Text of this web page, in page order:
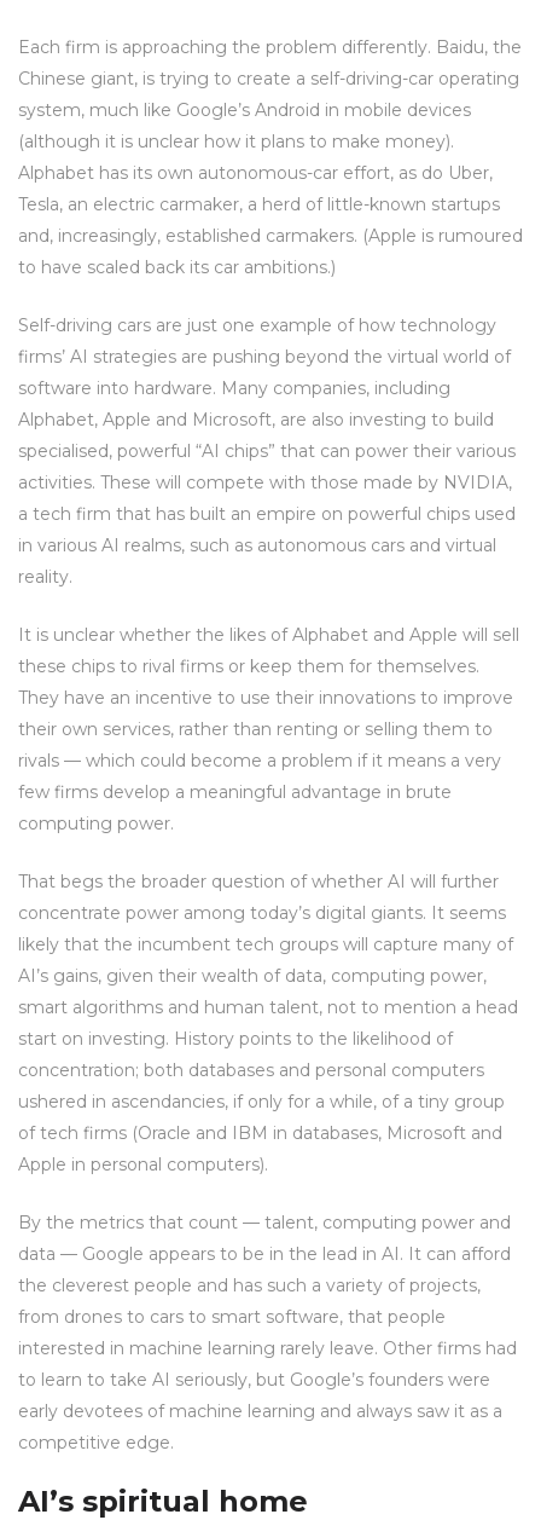
Each firm is approaching the problem differently. Baidu, the
Chinese giant, is trying to create a self-driving-car operating
system, much like Google’s Android in mobile devices
(although it is unclear how it plans to make money).
Alphabet has its own autonomous-car effort, as do Uber,
Tesla, an electric carmaker, a herd of little-known startups
and, increasingly, established carmakers. (Apple is rumoured
to have scaled back its car ambitions.)
Self-driving cars are just one example of how technology
firms’ AI strategies are pushing beyond the virtual world of
software into hardware. Many companies, including
Alphabet, Apple and Microsoft, are also investing to build
specialised, powerful “AI chips” that can power their various
activities. These will compete with those made by NVIDIA,
a tech firm that has built an empire on powerful chips used
in various AI realms, such as autonomous cars and virtual
reality.
It is unclear whether the likes of Alphabet and Apple will sell
these chips to rival firms or keep them for themselves.
They have an incentive to use their innovations to improve
their own services, rather than renting or selling them to
rivals — which could become a problem if it means a very
few firms develop a meaningful advantage in brute
computing power.
That begs the broader question of whether AI will further
concentrate power among today’s digital giants. It seems
likely that the incumbent tech groups will capture many of
AI’s gains, given their wealth of data, computing power,
smart algorithms and human talent, not to mention a head
start on investing. History points to the likelihood of
concentration; both databases and personal computers
ushered in ascendancies, if only for a while, of a tiny group
of tech firms (Oracle and IBM in databases, Microsoft and
Apple in personal computers).
By the metrics that count — talent, computing power and
data — Google appears to be in the lead in AI. It can afford
the cleverest people and has such a variety of projects,
from drones to cars to smart software, that people
interested in machine learning rarely leave. Other firms had
to learn to take AI seriously, but Google’s founders were
early devotees of machine learning and always saw it as a
competitive edge.
AI’s spiritual home